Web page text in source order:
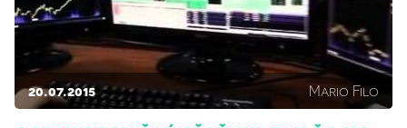
20.07.2015 Mario Filo